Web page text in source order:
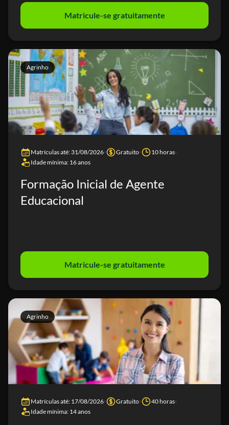
Matricule-se gratuitamente
Agrinho
Matrículas até: 31/08/2026 Gratuito
10 horas
Idade mínima: 16 anos
Formação Inicial de Agente
Educacional
Matricule-se gratuitamente
Agrinho
Matrículas até: 17/08/2026 Gratuito
40 horas
Idade mínima: 14 anos